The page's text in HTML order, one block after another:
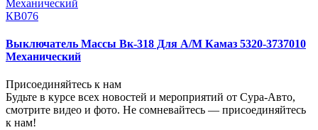
КВ076
Выключатель Массы Вк-318 Для А/М Камаз 5320-3737010
Механический
Присоединяйтесь к нам
Будьте в курсе всех новостей и мероприятий от Сура-Авто,
смотрите видео и фото. Не сомневайтесь — присоединяйтесь
к нам!